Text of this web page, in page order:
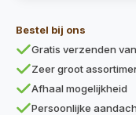
Bestel bij ons
Gratis verzenden
Zeer groot
Afhaal mogelijkheid
Persoonlijke